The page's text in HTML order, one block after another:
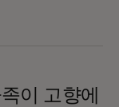
이 고향에